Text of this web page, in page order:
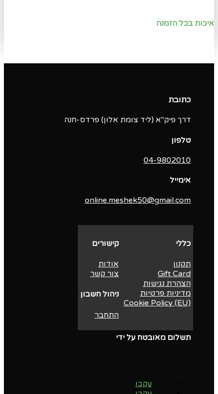
איכות בכל הזמנה
תשלום מאובטח על ידי
עקבו
קישורים
אודות
צור קשר
ניהול חשבון
התחבר
כללי
תקנון
Gift Card
הצהרת נגישות
מדיניות פרטיות
Cookie Policy (EU)
כתובת
דרך פיק"א (ליד צומת אלון) פרדס-חנה
טלפון
04-9802010‬
אימייל
online.meshek50@gmail.com